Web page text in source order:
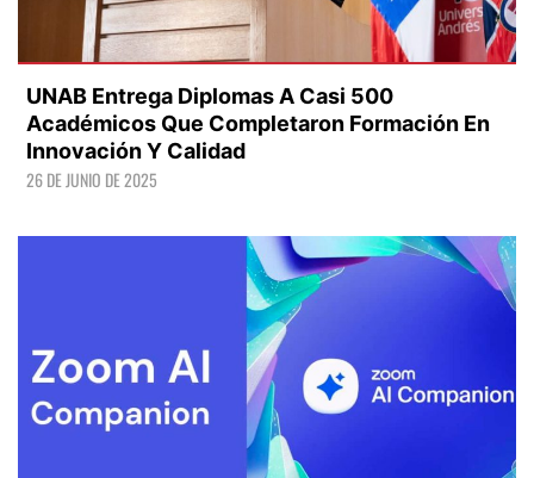
UNAB Entrega Diplomas A Casi 500
Académicos Que Completaron Formación En
Innovación Y Calidad
26 DE JUNIO DE 2025